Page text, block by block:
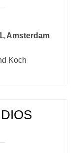
Amsterdam
Koch